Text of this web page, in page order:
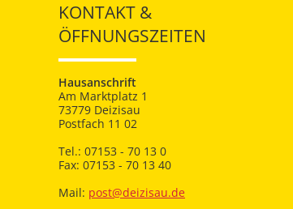
KONTAKT &
ÖFFNUNGSZEITEN
Hausanschrift
Am Marktplatz 1
73779 Deizisau
Postfach 11 02
Tel.: 07153 - 70 13 0
Fax: 07153 - 70 13 40
Mail: post@deizisau.de